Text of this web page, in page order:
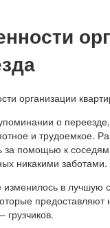
о
и трудоемкое.
помощью к
никакими заботами.
изменилось в лучшую
предоставляют
грузчиков.